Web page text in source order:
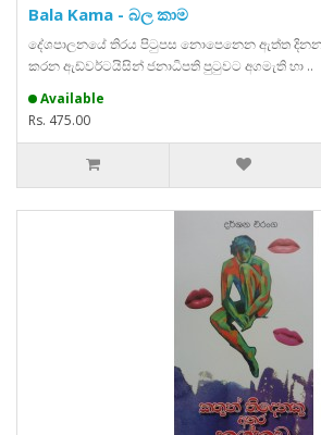
Bala Kama - බල කාම
දේශපාලනයේ තිරය පිටුපස නොපෙනෙන ඇත්ත
කරන ඇඩ්වර්ටයිසින් ජනාධිපති පුටුවට අගමැති හා ..
Available
Rs. 475.00